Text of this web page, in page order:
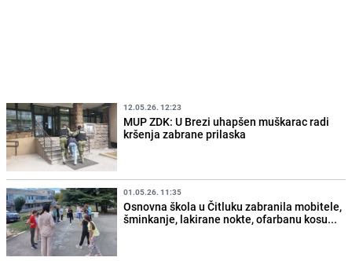
12.05.26. 12:23
MUP ZDK: U Brezi uhapšen muškarac radi
kršenja zabrane prilaska
01.05.26. 11:35
Osnovna škola u Čitluku zabranila mobitele,
šminkanje, lakirane nokte, ofarbanu kosu...